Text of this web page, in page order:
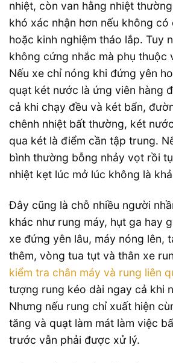
nhiệt, còn van hằng nhiệt
khó xác nhận hơn nếu không có
hoặc kinh nghiệm tháo lắp. Tuy
không cứng nhắc mà phụ thuộc
Nếu xe chỉ nóng khi đứng yên
quạt két nước là ứng viên hàng
cả khi chạy đều và két bẩn,
chênh nhiệt bất thường, két
qua két là điểm cần tập trung.
bình thường bỗng nhảy vọt rồi
nhiệt kẹt lúc mở lúc không là
Đây cũng là chỗ nhiều người
khác như rung máy, hụt ga hay
xe đứng yên lâu, máy nóng lên,
thêm, vòng tua tụt và thân xe
kiểm tra chân máy và rung liên
tượng rung kéo dài ngay cả khi
Nhưng nếu rung chỉ xuất hiện
tăng và quạt làm mát làm việc
trước vẫn phải được xử lý.